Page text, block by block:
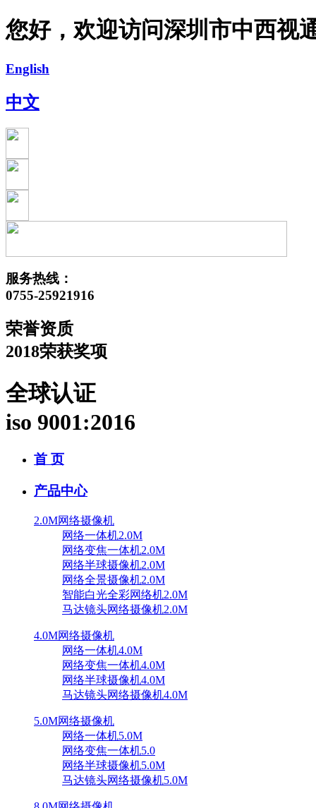
您好，欢迎访问深圳市中西视
English
中文
服务热线：
0755-25921916
荣誉资质
2018荣获奖项
全球认证
iso 9001:2016
首 页
产品中心
2.0M网络摄像机
网络一体机2.0M
网络变焦一体机2.0M
网络半球摄像机2.0M
网络全景摄像机2.0M
智能白光全彩网络机2.0M
马达镜头网络摄像机2.0M
4.0M网络摄像机
网络一体机4.0M
网络变焦一体机4.0M
网络半球摄像机4.0M
马达镜头网络摄像机4.0M
5.0M网络摄像机
网络一体机5.0M
网络变焦一体机5.0
网络半球摄像机5.0M
马达镜头网络摄像机5.0M